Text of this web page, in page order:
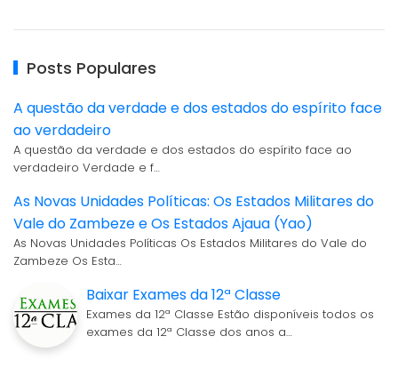
Posts Populares
A questão da verdade e dos estados do espírito face
ao verdadeiro
A questão da verdade e dos estados do espírito face ao
verdadeiro Verdade e f…
As Novas Unidades Políticas: Os Estados Militares do
Vale do Zambeze e Os Estados Ajaua (Yao)
As Novas Unidades Políticas Os Estados Militares do Vale do
Zambeze Os Esta…
Baixar Exames da 12ª Classe
Exames da 12ª Classe Estão disponíveis todos os
exames da 12ª Classe dos anos a…